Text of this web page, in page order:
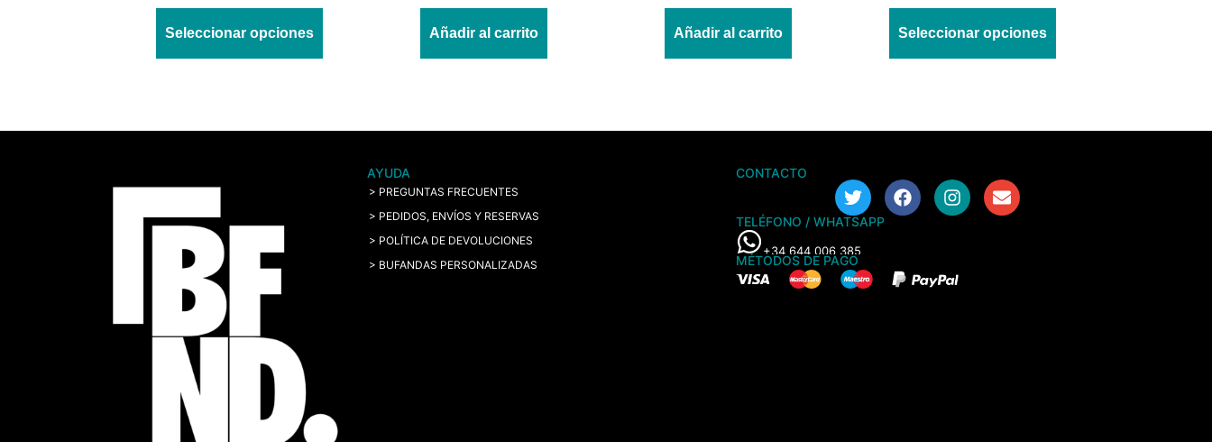
Seleccionar opciones Añadir al carrito Añadir al carrito Seleccionar opciones
AYUDA
> PREGUNTAS FRECUENTES
> PEDIDOS, ENVÍOS Y RESERVAS
> POLÍTICA DE DEVOLUCIONES
> BUFANDAS PERSONALIZADAS
CONTACTO
TELÉFONO / WHATSAPP
+34 644 006 385
MÉTODOS DE PAGO